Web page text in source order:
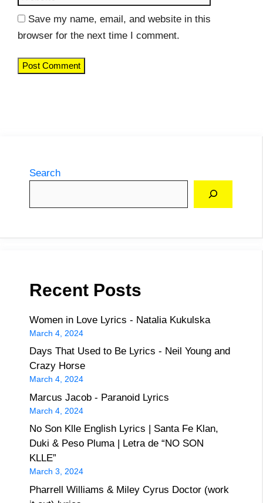
Save my name, email, and website in this
browser for the next time I comment.
Search
Recent Posts
Women in Love Lyrics - Natalia Kukulska
March 4, 2024
Days That Used to Be Lyrics - Neil Young and
Crazy Horse
March 4, 2024
Marcus Jacob - Paranoid Lyrics
March 4, 2024
No Son Klle English Lyrics | Santa Fe Klan,
Duki & Peso Pluma | Letra de “NO SON
KLLE”
March 3, 2024
Pharrell Williams & Miley Cyrus Doctor (work